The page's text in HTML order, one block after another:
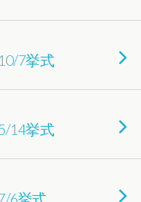
7挙式
14挙式
6挙式